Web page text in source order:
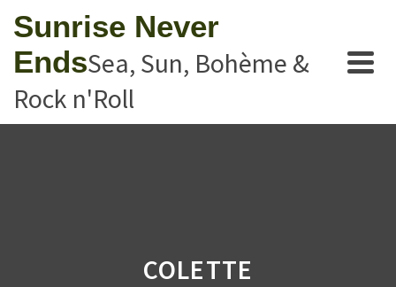
Sunrise Never
EndsSea, Sun, Bohème &
Rock n'Roll
COLETTE